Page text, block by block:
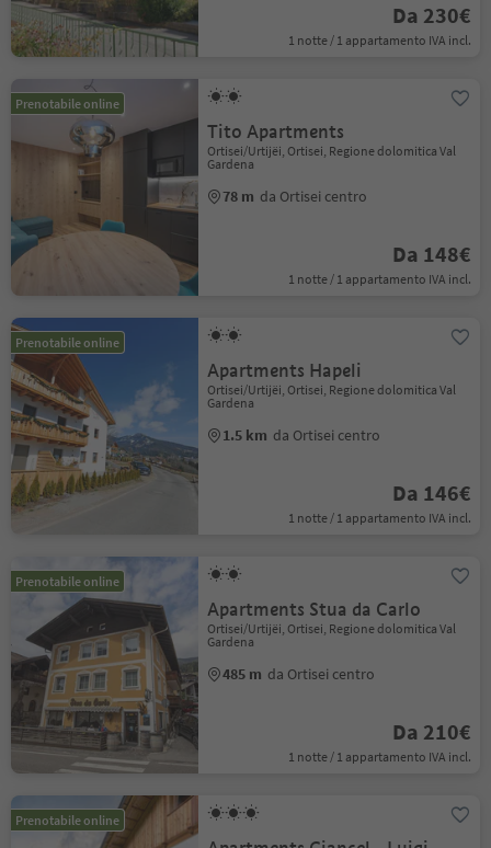
Da 230€
1 notte / 1 appartamento IVA incl.
Prenotabile online
Tito Apartments
Ortisei/Urtijëi, Ortisei, Regione dolomitica Val
Gardena
78 m da Ortisei centro
Da 148€
1 notte / 1 appartamento IVA incl.
Prenotabile online
Apartments Hapeli
Ortisei/Urtijëi, Ortisei, Regione dolomitica Val
Gardena
1.5 km da Ortisei centro
Da 146€
1 notte / 1 appartamento IVA incl.
Prenotabile online
Apartments Stua da Carlo
Ortisei/Urtijëi, Ortisei, Regione dolomitica Val
Gardena
485 m da Ortisei centro
Da 210€
1 notte / 1 appartamento IVA incl.
Prenotabile online